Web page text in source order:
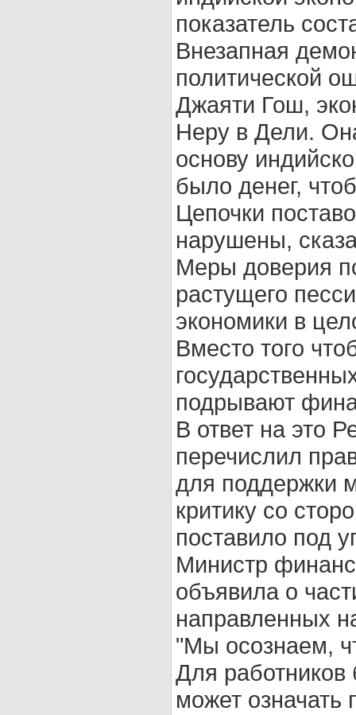
показатель
Внезапная
политической
Джаяти Гош,
Неру в Дели.
основу
было денег,
Цепочки
нарушены,
Меры доверия
растущего
экономики в
Вместо того
подрывают
В ответ на это
перечислил
для поддержки
критику со
поставило под
Министр
объявила о
направленных
"Мы осознаем,
Для работников
может означать